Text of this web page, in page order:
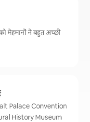
मेहमानों ने बहुत अच्छी
Palace Convention
History Museum